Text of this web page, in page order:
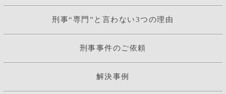
刑事“専門”と言わない3つの理由
刑事事件のご依頼
解決事例